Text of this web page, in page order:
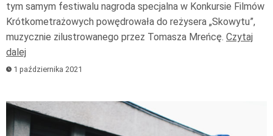
tym samym festiwalu nagroda specjalna w Konkursie Filmów
Krótkometrażowych powędrowała do reżysera „Skowytu”,
muzycznie zilustrowanego przez Tomasza Mreńcę. Czytaj
dalej
1 października 2021
Odtwarzacz
plików